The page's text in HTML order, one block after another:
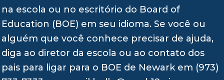
na escola ou no escritório do Board of
Education (BOE) em seu idioma. Se você ou
alguém que você conhece precisar de ajuda,
diga ao diretor da escola ou ao contato dos
pais para ligar para o BOE de Newark em (973)